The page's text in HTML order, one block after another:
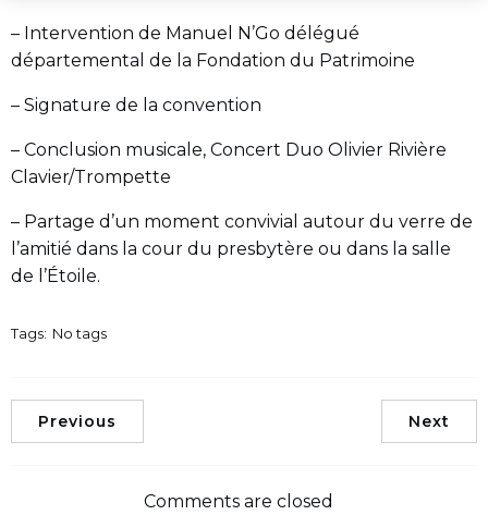
– Intervention de Manuel N’Go délégué
départemental de la Fondation du Patrimoine
– Signature de la convention
– Conclusion musicale, Concert Duo Olivier Rivière
Clavier/Trompette
– Partage d’un moment convivial autour du verre de
l’amitié dans la cour du presbytère ou dans la salle
de l’Étoile.
Tags: No tags
Previous Next
Comments are closed